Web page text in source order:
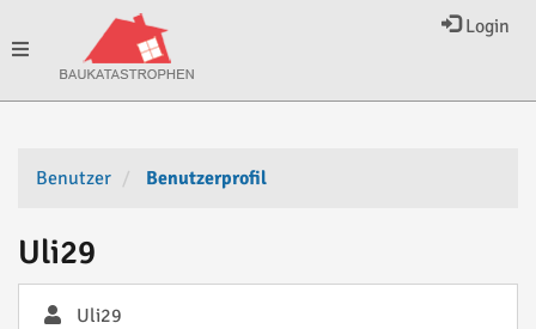
Login
Toggle
Benutzer
Benutzerprofil
Uli29
Uli29